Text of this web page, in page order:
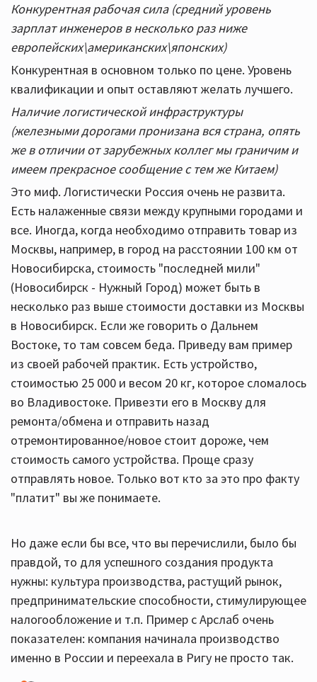
Конкурентная рабочая сила (средний уровень
зарплат инженеров в несколько раз ниже
европейских\американских\японских)
Конкурентная в основном только по цене. Уровень
квалификации и опыт оставляют желать лучшего.
Наличие логистической инфраструктуры
(железными дорогами пронизана вся страна, опять
же в отличии от зарубежных коллег мы граничим и
имеем прекрасное сообщение с тем же Китаем)
Это миф. Логистически Россия очень не развита.
Есть налаженные связи между крупными городами и
все. Иногда, когда необходимо отправить товар из
Москвы, например, в город на расстоянии 100 км от
Новосибирска, стоимость "последней мили"
(Новосибирск - Нужный Город) может быть в
несколько раз выше стоимости доставки из Москвы
в Новосибирск. Если же говорить о Дальнем
Востоке, то там совсем беда. Приведу вам пример
из своей рабочей практик. Есть устройство,
стоимостью 25 000 и весом 20 кг, которое сломалось
во Владивостоке. Привезти его в Москву для
ремонта/обмена и отправить назад
отремонтированное/новое стоит дороже, чем
стоимость самого устройства. Проще сразу
отправлять новое. Только вот кто за это про факту
"платит" вы же понимаете.
Но даже если бы все, что вы перечислили, было бы
правдой, то для успешного создания продукта
нужны: культура производства, растущий рынок,
предпринимательские способности, стимулирующее
налогообложение и т.п. Пример с Арслаб очень
показателен: компания начинала производство
именно в России и переехала в Ригу не просто так.